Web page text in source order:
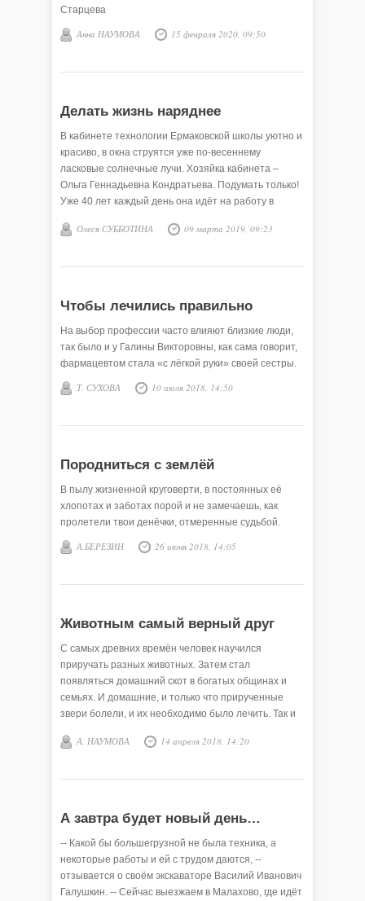
Старцева
Анна НАУМОВА 15 февраля 2020, 09:50
Делать жизнь наряднее
В кабинете технологии Ермаковской школы уютно и
красиво, в окна струятся уже по-весеннему
ласковые солнечные лучи. Хозяйка кабинета –
Ольга Геннадьевна Кондратьева. Подумать только!
Уже 40 лет каждый день она идёт на работу в
любить творчество.
Олеся СУББОТИНА 09 марта 2019, 09:23
Чтобы лечились правильно
На выбор профессии часто влияют близкие люди,
так было и у Галины Викторовны, как сама говорит,
фармацевтом стала «с лёгкой руки» своей сестры.
Т. СУХОВА 10 июля 2018, 14:50
Породниться с землёй
В пылу жизненной круговерти, в постоянных её
хлопотах и заботах порой и не замечаешь, как
пролетели твои денёчки, отмеренные судьбой.
А.БЕРЕЗИН 26 июня 2018, 14:05
Животным самый верный друг
С самых древних времён человек научился
приручать разных животных. Затем стал
появляться домашний скот в богатых общинах и
семьях. И домашние, и только что прирученные
звери болели, и их необходимо было лечить. Так и
талантливые наблюдатели за живой природой.
возросло.
А. НАУМОВА 14 апреля 2018, 14:20
А завтра будет новый день…
-- Какой бы большегрузной не была техника, а
некоторые работы и ей с трудом даются, --
отзывается о своём экскаваторе Василий Иванович
Галушкин. -- Сейчас выезжаем в Малахово, где идёт